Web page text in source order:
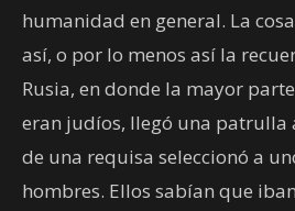
humanidad en general. La
así, o por lo menos así la
Rusia, en donde la mayor
eran judíos, llegó una patrulla
de una requisa seleccionó a
hombres. Ellos sabían que